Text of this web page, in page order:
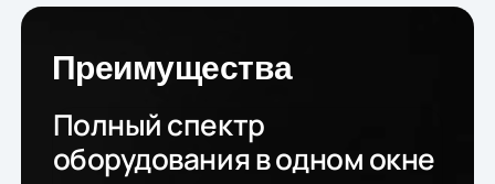
Преимущества
Полный спектр
оборудования в одном окне